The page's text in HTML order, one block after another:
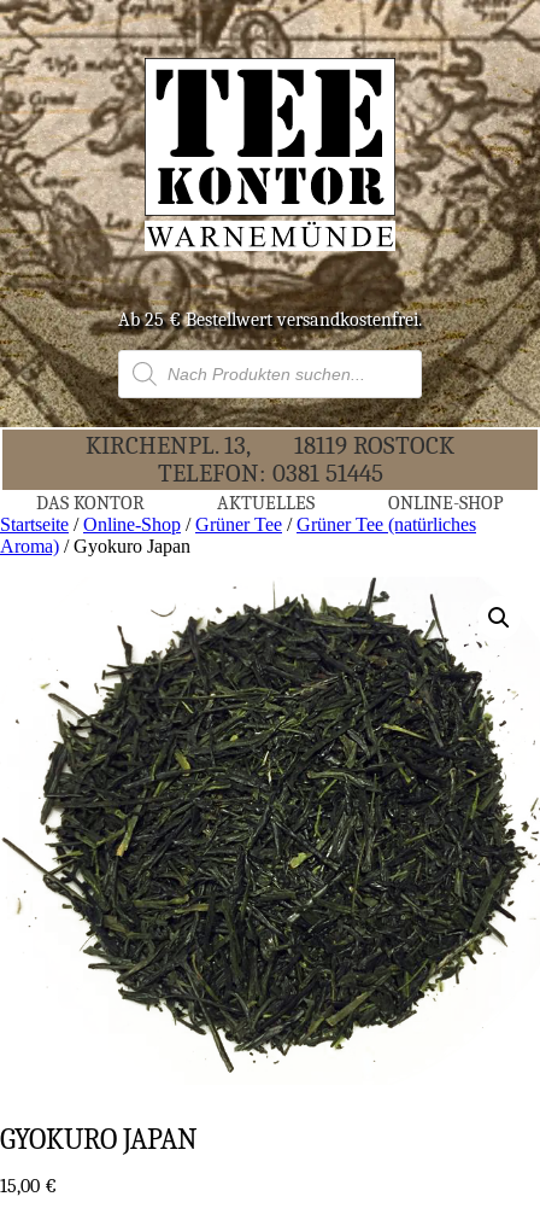
Ab 25 € Bestell­wert versandkostenfrei.
Products
search
KIR­CHEN­PL. 13,
18119 ROS­TOCK
TELE­FON: 0381 51445
DAS KON­TOR AKTU­EL­LES ONLINE-SHOP
Startseite /Online-Shop /Grüner Tee /Grüner Tee (natürliches
Aroma) / Gyo­kuro Japan
GYO­KURO JAPAN
15,00 €